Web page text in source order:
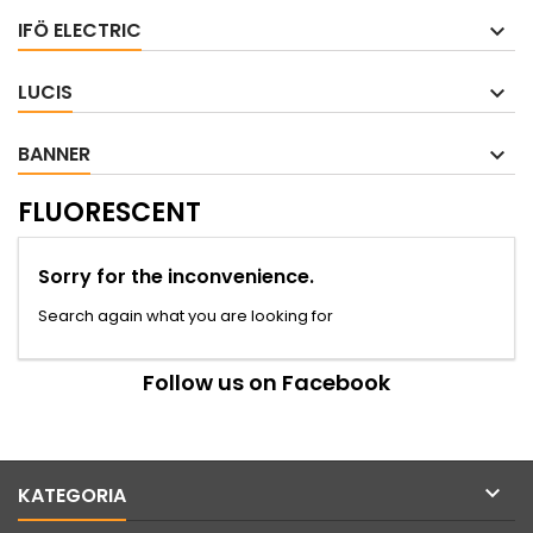
IFÖ ELECTRIC
LUCIS
BANNER
FLUORESCENT
Sorry for the inconvenience.
Search again what you are looking for
Follow us on Facebook
KATEGORIA 